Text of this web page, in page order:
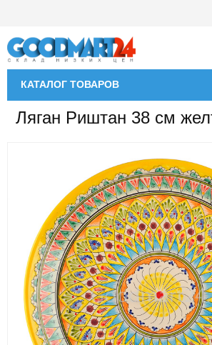
КАТАЛОГ ТОВАРОВ
Ляган Риштан 38 см